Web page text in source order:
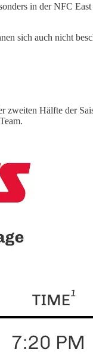
in der NFC
sich auch nicht
Hälfte der